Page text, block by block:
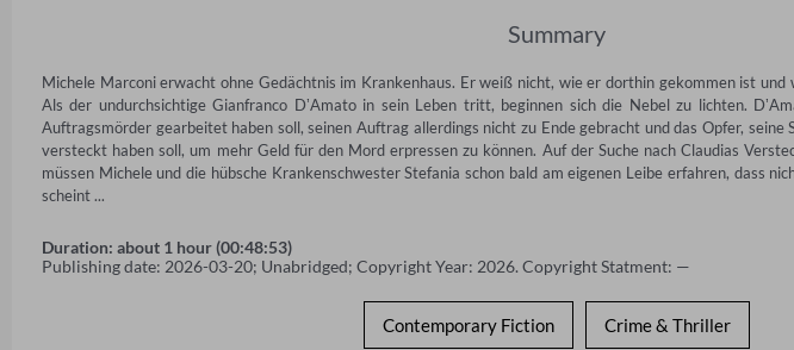
Summary
Michele Marconi erwacht ohne Gedächtnis im Krankenhaus. Er weiß nicht, wie er dorthin gekommen ist und
Als der undurchsichtige Gianfranco DʼAmato in sein Leben tritt, beginnen sich die Nebel zu lichten.
Auftragsmörder gearbeitet haben soll, seinen Auftrag allerdings nicht zu Ende gebracht und das Opfer,
versteckt haben soll, um mehr Geld für den Mord erpressen zu können. Auf der Suche nach Claudias
müssen Michele und die hübsche Krankenschwester Stefania schon bald am eigenen Leibe erfahren, dass
scheint ...
Duration: about 1 hour (00:48:53)
Publishing date: 2026-03-20; Unabridged; Copyright Year: 2026. Copyright Statment: —
Contemporary Fiction Crime & Thriller